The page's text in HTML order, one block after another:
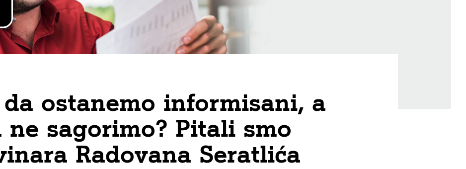
da ostanemo informisani, a
ne sagorimo? Pitali smo
Radovana Seratlića